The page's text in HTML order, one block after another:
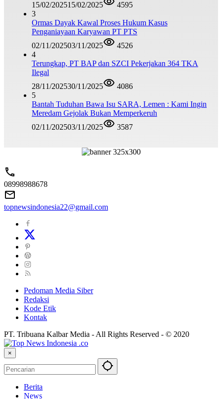
15/02/202515/02/2025
4595
3
Ormas Dayak Kawal Proses Hukum Kasus
Penganiayaan Karyawan PT PTS
02/11/202503/11/2025
4526
4
Terungkap, PT BAP dan SZCI Pekerjakan 364 TKA
Ilegal
28/11/202530/11/2025
4086
5
Bantah Tuduhan Bawa Isu SARA, Lemen : Kami Ingin
Meredam Gejolak Bukan Memperkeruh
02/11/202503/11/2025 3587
08998988678
topnewsindonesia22@gmail.com
Pedoman Media Siber
Redaksi
Kode Etik
Kontak
PT. Tribuana Kalbar Media - All Rights Reserved - © 2020
×
Berita
News